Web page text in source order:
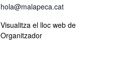
hola@malapeca.cat
Visualitza el lloc web de
Organitzador